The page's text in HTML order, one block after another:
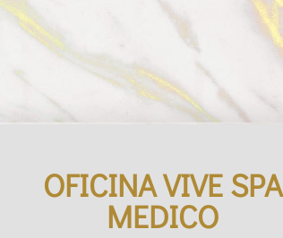
OFICINA VIVE SPA
MEDICO